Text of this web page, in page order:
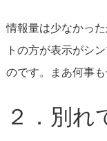
情報量は少なかっ
トの方が表示がシ
のです。まあ何事
２．別れ